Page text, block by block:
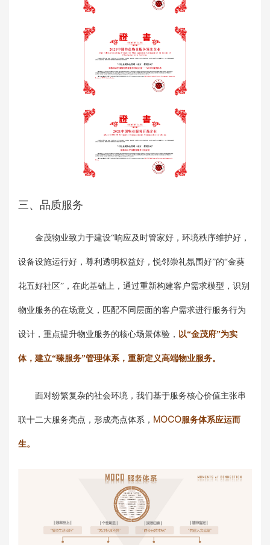
三、品质服务
金茂物业致力于建设“响应及时管家好，环境秩序维护好，
设备设施运行好，尊利透明权益好，悦邻崇礼氛围好”的“金葵
花五好社区”，在此基础上，通过重新构建客户需求模型，识别
物业服务的在场意义，匹配不同层面的客户需求进行服务行为
设计，重点提升物业服务的核心场景体验， 以“金茂府”为实
体，建立“臻服务”管理体系，重新定义高端物业服务。
面对纷繁复杂的社会环境，我们基于服务核心价值主张串
联十二大服务亮点，形成亮点体系， MOCO服务体系应运而
生。